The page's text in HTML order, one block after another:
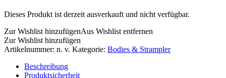
Dieses Produkt ist derzeit ausverkauft und nicht verfügbar.
Zur Wishlist hinzufügenAus Wishlist entfernen
Zur Wishlist hinzufügen
Artikelnummer: n. v. Kategorie: Bodies & Strampler
Beschreibung
Produktsicherheit